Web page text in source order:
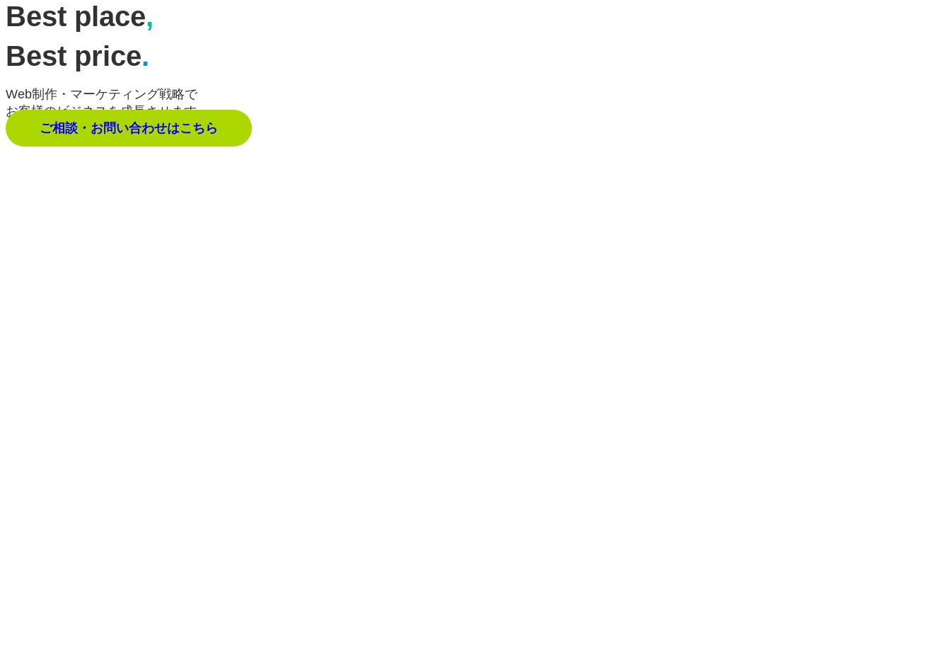
Best place,
Best price.
Web制作・マーケティング戦略で
お客様のビジネスを成長させます。
ご相談・お問い合わせはこちら